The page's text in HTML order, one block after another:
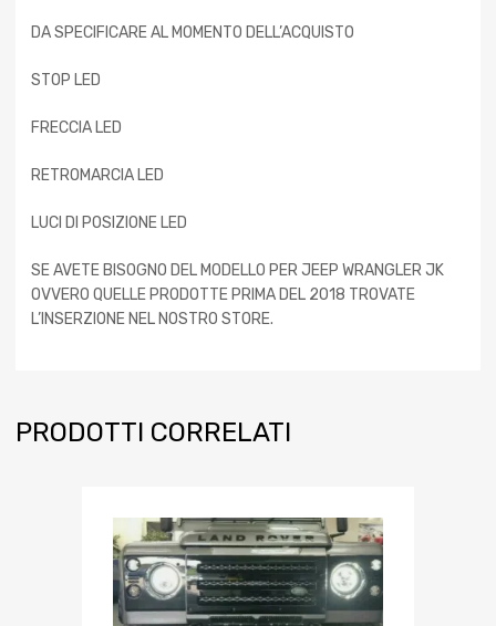
DA SPECIFICARE AL MOMENTO DELL’ACQUISTO
STOP LED
FRECCIA LED
RETROMARCIA LED
LUCI DI POSIZIONE LED
SE AVETE BISOGNO DEL MODELLO PER JEEP WRANGLER JK
OVVERO QUELLE PRODOTTE PRIMA DEL 2018 TROVATE
L’INSERZIONE NEL NOSTRO STORE.
PRODOTTI CORRELATI